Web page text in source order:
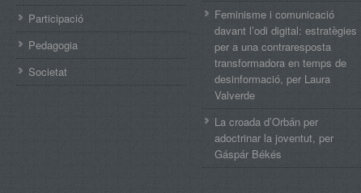
Participació
Pedagogia
Societat
Feminisme i comunicació
davant l’odi digital: estratègies
per a una contraresposta
transformadora en temps de
desinformació, per Laura
Valverde
La croada d’Orbán per
adoctrinar la joventut, per
Gáspár Békés